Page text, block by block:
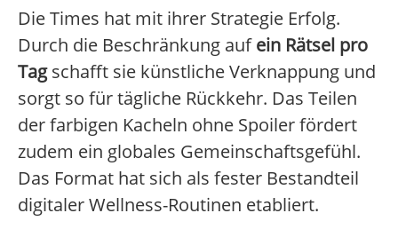
Die Times hat mit ihrer Strategie Erfolg.
Durch die Beschränkung aufein Rätsel pro
Tagschafft sie künstliche Verknappung und
sorgt so für tägliche Rückkehr. Das Teilen
der farbigen Kacheln ohne Spoiler fördert
zudem ein globales Gemeinschaftsgefühl.
Das Format hat sich als fester Bestandteil
digitaler Wellness-Routinen etabliert.